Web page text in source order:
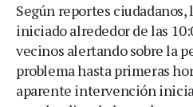
Según reportes ciudadanos,
iniciado alrededor de las
vecinos alertando sobre la
problema hasta primeras
aparente intervención